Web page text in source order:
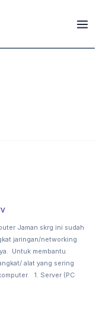
Jaman skrg ini sudah
jaringan/networking
Untuk membantu
alat yang sering
1. Server (PC